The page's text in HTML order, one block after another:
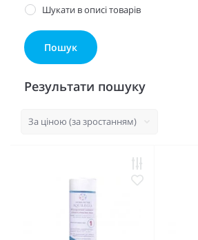
Шукати в описі товарів
Результати пошуку